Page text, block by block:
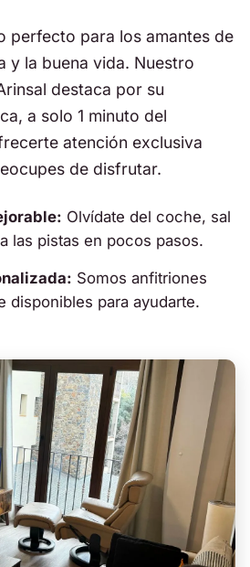
perfecto para los amantes de
y la buena vida. Nuestro
destaca por su
a solo 1 minuto del
atención exclusiva
de disfrutar.
Olvídate del coche, sal
las pistas en pocos pasos.
Somos anfitriones
disponibles para ayudarte.